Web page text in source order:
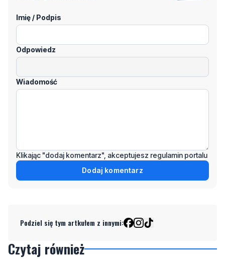
Imię / Podpis
Odpowiedz
Wiadomość
Klikając "dodaj komentarz", akceptujesz regulamin portalu
Dodaj komentarz
Podziel się tym artkułem z innymi:
Czytaj również